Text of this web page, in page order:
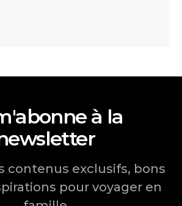
à la
contenus exclusifs, bons
pour voyager en